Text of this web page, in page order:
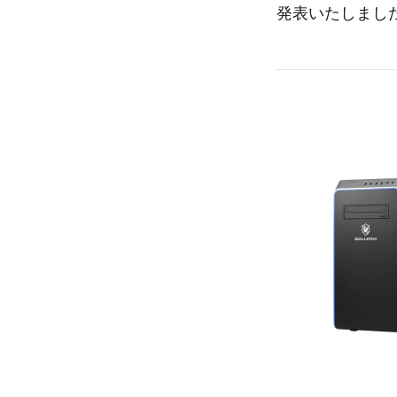
発表いたしまし